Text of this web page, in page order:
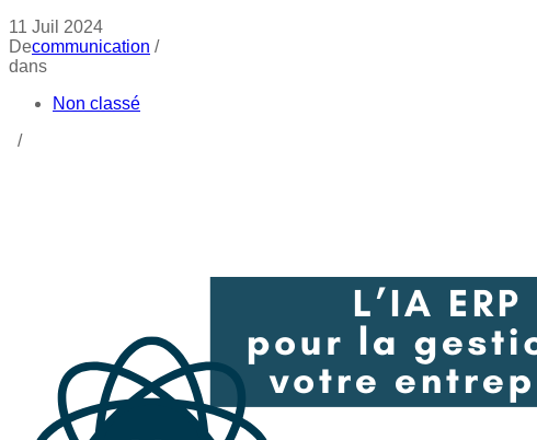
11 Juil 2024
Decommunication /
dans
Non classé
/